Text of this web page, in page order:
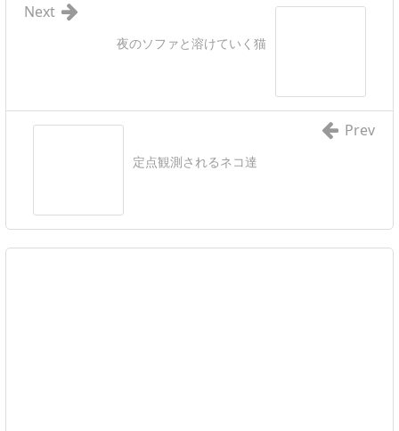
夜のソファと溶けていく猫
Next
定点観測されるネコ達
Prev